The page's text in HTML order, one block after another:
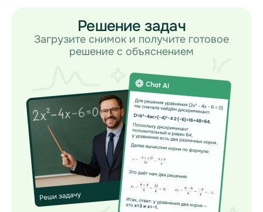
Решение задач
Загрузите снимок и получите готовое
решение с объяснением